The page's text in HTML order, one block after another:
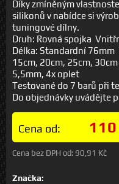
Díky zmíněným
silikonů v nabídce si
tuningové dílny.
Druh: Rovná spojka
Délka: Standardní 76mm
15cm, 20cm, 25cm,
5,5mm, 4x oplet
Testované do 7 barů při
Do objednávky uvádějte
Cena od:
Cena bez DPH od: 90,91 Kč
Značka: